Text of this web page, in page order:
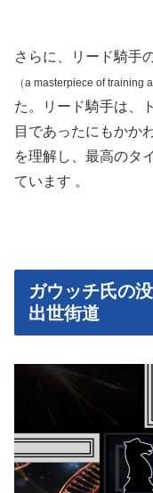
さらに、リード騎手
（a masterpiece of training
た。リード騎手は、
目であったにもかか
を理解し、最高のタ
ています 。
ガウッチ氏の
出世街道